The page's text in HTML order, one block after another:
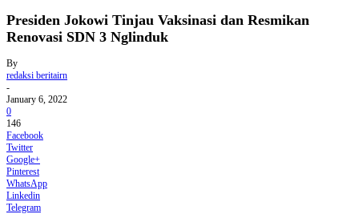
Presiden Jokowi Tinjau Vaksinasi dan Resmikan
Renovasi SDN 3 Nglinduk
By
redaksi beritairn
-
January 6, 2022
0
146
Facebook
Twitter
Google+
Pinterest
WhatsApp
Linkedin
Telegram